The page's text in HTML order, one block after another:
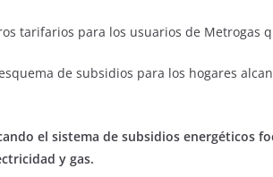
tarifarios para los usuarios de Metrogas
de subsidios para los hogares
el sistema de subsidios energéticos
y gas.